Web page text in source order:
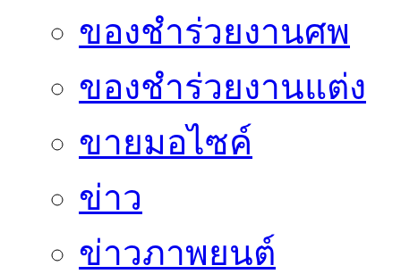
ของชำร่วยงานศพ
ของชำร่วยงานแต่ง
ขายมอไซค์
ข่าว
ข่าวภาพยนต์